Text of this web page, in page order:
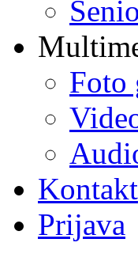
Foto
Kontakt
Prijava